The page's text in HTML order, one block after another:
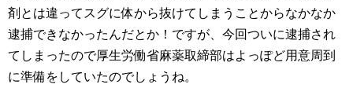
剤とは違ってスグに体から抜けてしまうことからなかなか
逮捕できなかったんだとか！ですが、今回ついに逮捕され
てしまったので厚生労働省麻薬取締部はよっぽど用意周到
に準備をしていたのでしょうね。